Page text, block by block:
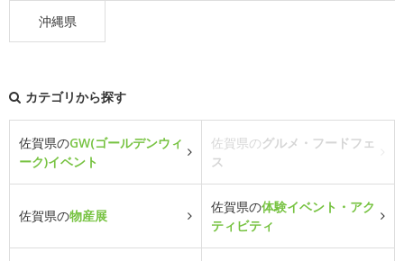
沖縄県
カテゴリから探す
佐賀県のGW(ゴールデンウィ
ーク)イベント
佐賀県のグルメ・フードフェ
ス
佐賀県の物産展
佐賀県の体験イベント・アク
ティビティ